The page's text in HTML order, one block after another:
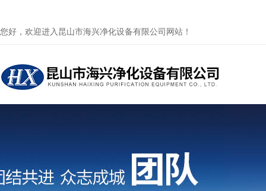
您好，欢迎进入昆山市海兴净化设备有限公司网站！